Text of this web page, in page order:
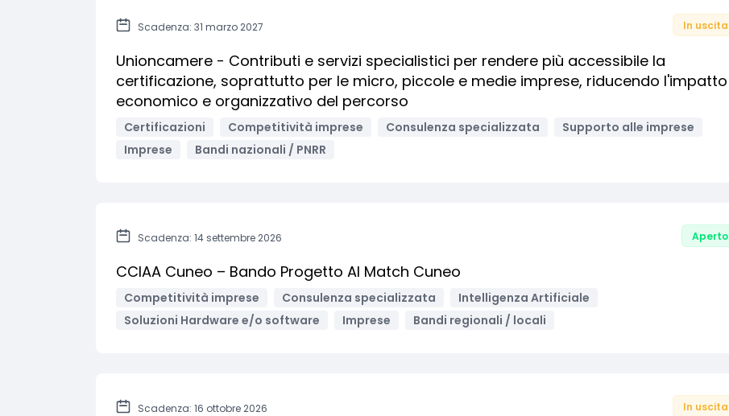
Scadenza: 31 marzo 2027 In uscita
Unioncamere - Contributi e servizi specialistici per rendere più accessibile la
certificazione, soprattutto per le micro, piccole e medie imprese, riducendo l'impatto
economico e organizzativo del percorso
Certificazioni Competitività imprese Consulenza specializzata
Supporto alle imprese
Imprese
Bandi nazionali / PNRR
Scadenza: 14 settembre 2026 Aperto
CCIAA Cuneo – Bando Progetto AI Match Cuneo
Competitività imprese Consulenza specializzata
Intelligenza Artificiale
Soluzioni Hardware e/o software
Imprese Bandi regionali / locali
Scadenza: 16 ottobre 2026 In uscita